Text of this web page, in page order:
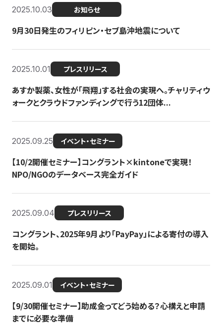
2025.10.03 お知らせ
9月30日発生のフィリピン・セブ島沖地震について
2025.10.01 プレスリリース
あすか製薬、女性が「飛翔」する社会の実現へ。チャリティウ
ォークとクラウドファンディングで行う12団体...
2025.09.25 イベント・セミナー
【10/2開催セミナー】コングラント×kintoneで実現！
NPO/NGOのデータベース完全ガイド
2025.09.04 プレスリリース
コングラント、2025年9月より「PayPay」による寄付の導入
を開始。
2025.09.01 イベント・セミナー
【9/30開催セミナー】助成金ってどう始める？心構えと申請
までに必要な準備